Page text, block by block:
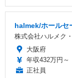
halmek/ホールセ
株式会社ハルメク
大阪府
年収432万円～
正社員